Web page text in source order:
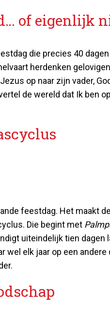
of eigenlijk
die precies 40
herdenken
op naar zijn vader,
de wereld dat Ik ben
feestdag. Het maakt
Die begint met
uiteindelijk tien dagen
wel elk jaar op een